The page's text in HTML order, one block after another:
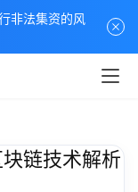
链技术解析
非法集资的风